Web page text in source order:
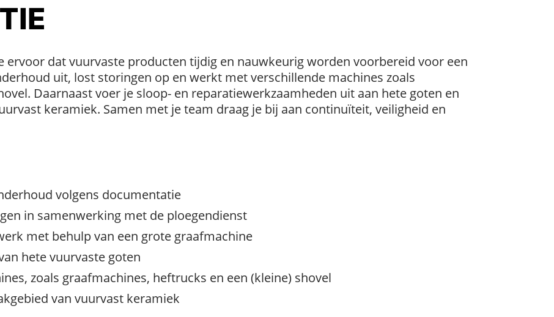
ervoor dat vuurvaste producten tijdig en nauwkeurig worden voorbereid voor een
uit, lost storingen op en werkt met verschillende machines zoals
Daarnaast voer je sloop- en reparatiewerkzaamheden uit aan hete goten en
keramiek. Samen met je team draag je bij aan continuïteit, veiligheid en
volgens documentatie
in samenwerking met de ploegendienst
met behulp van een grote graafmachine
hete vuurvaste goten
zoals graafmachines, heftrucks en een (kleine) shovel
van vuurvast keramiek